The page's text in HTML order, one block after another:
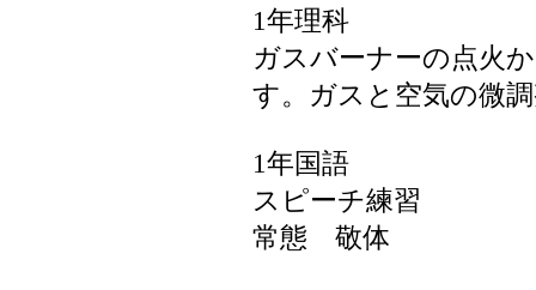
1年理科
ガスバーナーの点火
す。ガスと空気の微
1年国語
スピーチ練習
常態 敬体